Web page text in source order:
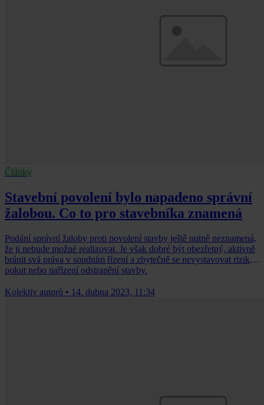
Články
Stavební povolení bylo napadeno správní
žalobou. Co to pro stavebníka znamená
Podání správní žaloby proti povolení stavby ještě nutně neznamená,
že ji nebude možné realizovat. Je však dobré být obezřetný, aktivně
bránit svá práva v soudním řízení a zbytečně se nevystavovat riziku
pokut nebo nařízení odstranění stavby.
Kolektiv autorů • 14. dubna 2023, 11:34